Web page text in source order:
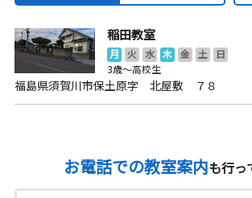
稲田教室
月 火 水 木 金 土
日
3歳～高校生
福島県須賀川市保土原字 北屋敷 ７８
お電話での教室案内も行っ